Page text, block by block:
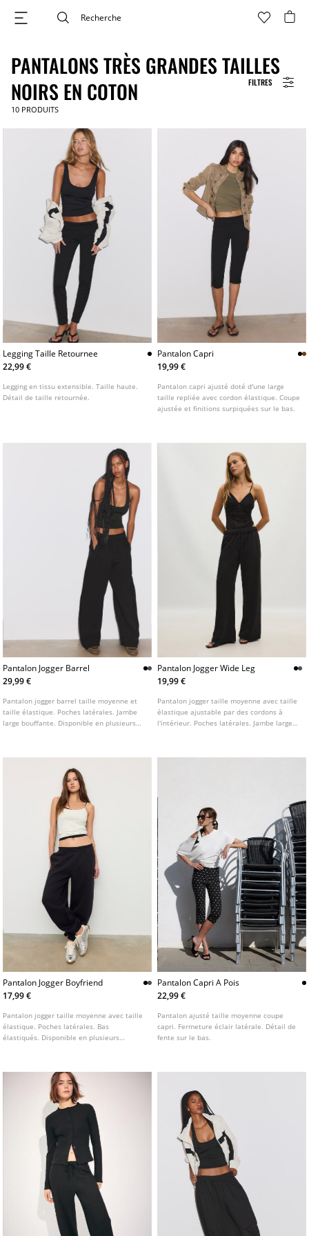
FILTRES
PANTALONS TRÈS GRANDES TAILLES
NOIRS EN COTON
10 PRODUITS
Legging Taille Retournee
22,99 €
Legging en tissu extensible. Taille haute.
Détail de taille retournée.
Pantalon Capri
19,99 €
Pantalon capri ajusté doté d'une large
taille repliée avec cordon élastique. Coupe
ajustée et finitions surpiquées sur le bas.
Pantalon Jogger Barrel
29,99 €
Pantalon jogger barrel taille moyenne et
taille élastique. Poches latérales. Jambe
large bouffante. Disponible en plusieurs
Pantalon Jogger Wide Leg
19,99 €
Pantalon jogger taille moyenne avec taille
élastique ajustable par des cordons à
l'intérieur. Poches latérales. Jambe large
Pantalon Jogger Boyfriend
17,99 €
Pantalon jogger taille moyenne avec taille
élastique. Poches latérales. Bas
élastiqués. Disponible en plusieurs
Pantalon Capri A Pois
22,99 €
Pantalon ajusté taille moyenne coupe
capri. Fermeture éclair latérale. Détail de
fente sur le bas.